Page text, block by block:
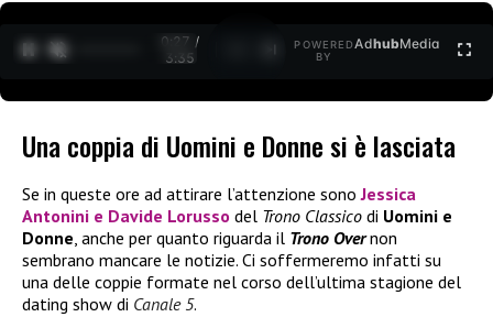
0:27 /
3:35
POWERED
BY
AdhubMedia
Una coppia di Uomini e Donne si è lasciata
Se in queste ore ad attirare l’attenzione sono Jessica
Antonini e Davide Lorusso del Trono Classico di Uomini e
Donne, anche per quanto riguarda il Trono Overnon
sembrano mancare le notizie. Ci soffermeremo infatti su
una delle coppie formate nel corso dell’ultima stagione del
dating show di Canale 5.